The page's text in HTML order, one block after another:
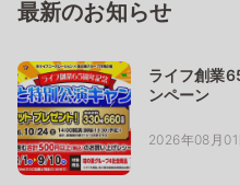
最新のお知らせ
ライフ創業
ンペーン
2026年08月01